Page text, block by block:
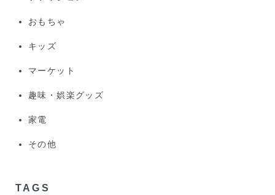
おもちゃ
キッズ
マーケット
趣味・娯楽グッズ
家電
その他
TAGS